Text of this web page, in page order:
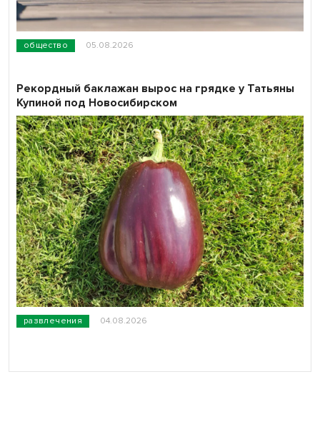
общество 05.08.2026
развлечения 04.08.2026
Рекордный баклажан вырос на грядке у Татьяны
Купиной под Новосибирском